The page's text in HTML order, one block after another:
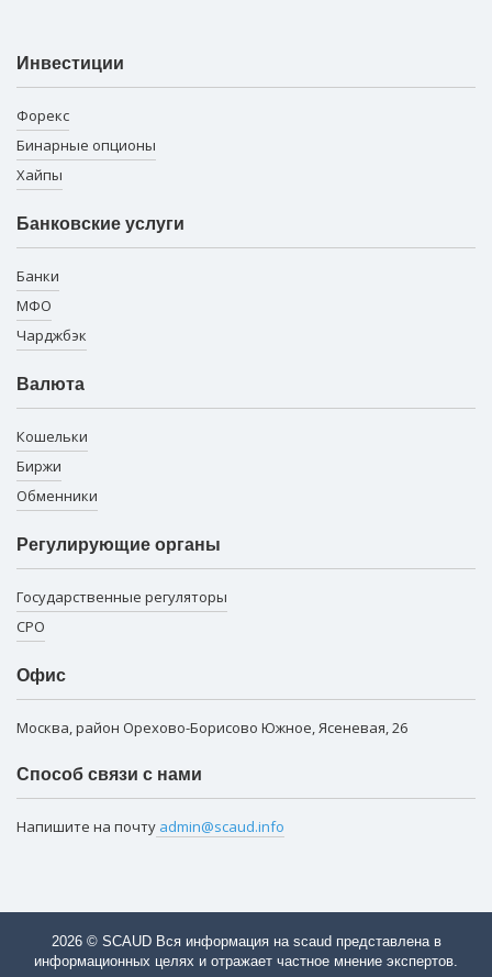
Инвестиции
Форекс
Бинарные опционы
Хайпы
Банковские услуги
Банки
МФО
Чарджбэк
Валюта
Кошельки
Биржи
Обменники
Регулирующие органы
Государственные регуляторы
СРО
Офис
Москва, район Орехово-Борисово Южное, Ясеневая, 26
Способ связи с нами
Напишите на почту admin@scaud.info
2026 © SCAUD Вся информация на scaud представлена в
информационных целях и отражает частное мнение экспертов.